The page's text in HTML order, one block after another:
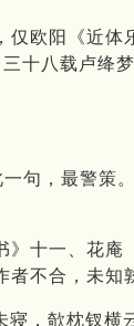
欧阳《近
十八载卢绛
句，最警策
十一、花
不合，未知
，欹枕钗